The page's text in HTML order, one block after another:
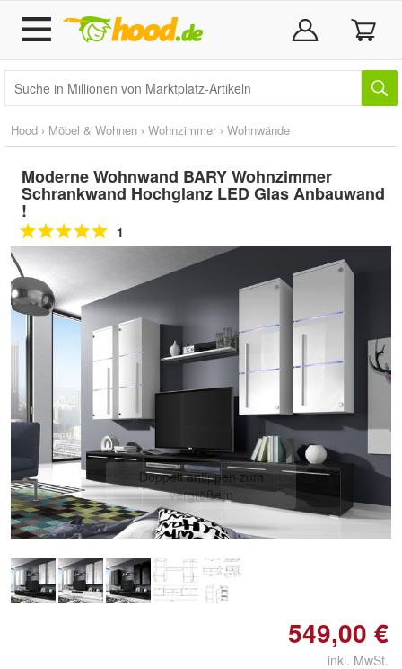
Hood › Möbel & Wohnen › Wohnzimmer › Wohnwände
Moderne Wohnwand BARY Wohnzimmer
Schrankwand Hochglanz LED Glas Anbauwand
!
1
Doppelt antippen zum
vergrößern
549,00 €
inkl. MwSt.